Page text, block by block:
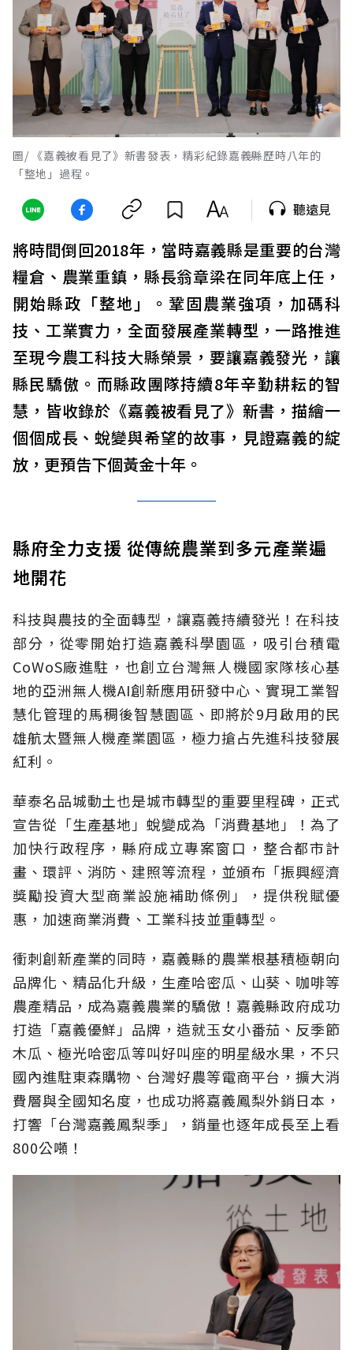
圖/ 《嘉義被看見了》新書發表，精彩紀錄嘉義縣歷時八年的
「整地」過程。
聽遠見
將時間倒回2018年，當時嘉義縣是重要的台灣
糧倉、農業重鎮，縣長翁章梁在同年底上任，
開始縣政「整地」。鞏固農業強項，加碼科
技、工業實力，全面發展產業轉型，一路推進
至現今農工科技大縣榮景，要讓嘉義發光，讓
縣民驕傲。而縣政團隊持續8年辛勤耕耘的智
慧，皆收錄於《嘉義被看見了》新書，描繪一
個個成長、蛻變與希望的故事，見證嘉義的綻
放，更預告下個黃金十年。
縣府全力支援 從傳統農業到多元產業遍
地開花
科技與農技的全面轉型，讓嘉義持續發光！在科技
部分，從零開始打造嘉義科學園區，吸引台積電
CoWoS廠進駐，也創立台灣無人機國家隊核心基
地的亞洲無人機AI創新應用研發中心、實現工業智
慧化管理的馬稠後智慧園區、即將於9月啟用的民
雄航太暨無人機產業園區，極力搶占先進科技發展
紅利。
華泰名品城動土也是城市轉型的重要里程碑，正式
宣告從「生產基地」蛻變成為「消費基地」！為了
加快行政程序，縣府成立專案窗口，整合都市計
畫、環評、消防、建照等流程，並頒布「振興經濟
獎勵投資大型商業設施補助條例」，提供稅賦優
惠，加速商業消費、工業科技並重轉型。
衝刺創新產業的同時，嘉義縣的農業根基積極朝向
品牌化、精品化升級，生產哈密瓜、山葵、咖啡等
農產精品，成為嘉義農業的驕傲！嘉義縣政府成功
打造「嘉義優鮮」品牌，造就玉女小番茄、反季節
木瓜、極光哈密瓜等叫好叫座的明星級水果，不只
國內進駐東森購物、台灣好農等電商平台，擴大消
費層與全國知名度，也成功將嘉義鳳梨外銷日本，
打響「台灣嘉義鳳梨季」，銷量也逐年成長至上看
800公噸！